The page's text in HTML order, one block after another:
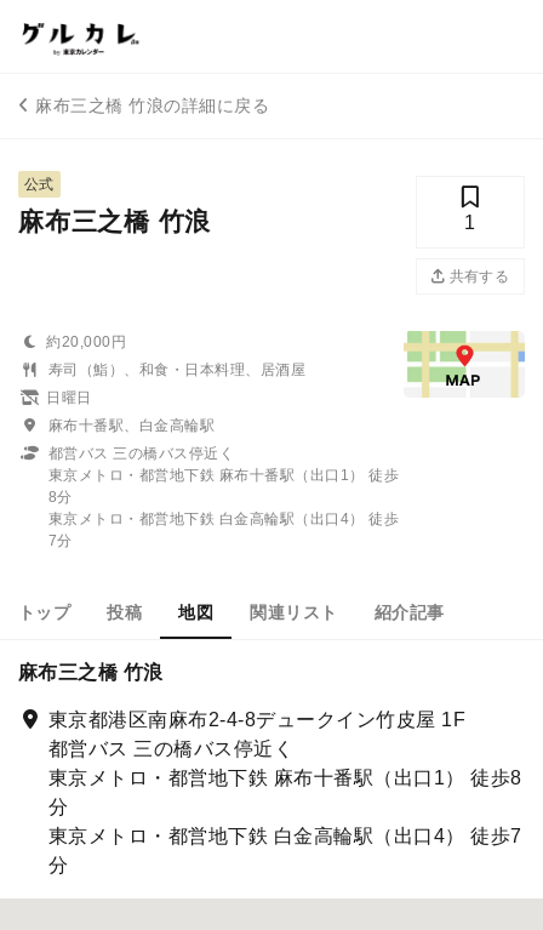
麻布三之橋 竹浪の詳細に戻る
公式
麻布三之橋 竹浪 1
共有する
約20,000円
寿司（鮨）、和食・日本料理、居酒屋
日曜日
麻布十番駅、白金高輪駅
都営バス 三の橋バス停近く
東京メトロ・都営地下鉄 麻布十番駅（出口1） 徒歩
8分
東京メトロ・都営地下鉄 白金高輪駅（出口4） 徒歩
7分
トップ 投稿 地図 関連リスト 紹介記事
麻布三之橋 竹浪
東京都港区南麻布2-4-8デュークイン竹皮屋 1F
都営バス 三の橋バス停近く
東京メトロ・都営地下鉄 麻布十番駅（出口1） 徒歩8
分
東京メトロ・都営地下鉄 白金高輪駅（出口4） 徒歩7
分